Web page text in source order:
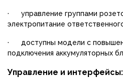
· управление группами
электропитание
· доступны модели с
подключения аккумуляторных
Управление и интерфейсы: